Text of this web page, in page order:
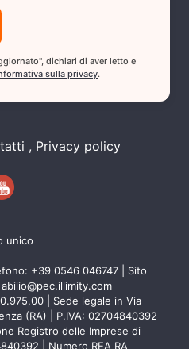
dichiari di aver letto e
sulla privacy.
Privacy policy
unico
+39 0546 046747 | Sito
abilio@pec.illimity.com
| Sede legale in Via
(RA) | P.IVA: 02704840392
Registro delle Imprese di
| Numero REA RA